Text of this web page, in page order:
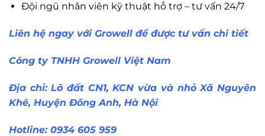
Đội ngũ nhân viên kỹ thuật hỗ trợ – tư vấn 24/7
Liên hệ ngay với Growell để được tư vấn chi tiết
Công ty TNHH Growell Việt Nam
Địa chỉ: Lô đất CN1, KCN vừa và nhỏ Xã Nguyên
Khê, Huyện Đông Anh, Hà Nội
Hotline: 0934 605 959